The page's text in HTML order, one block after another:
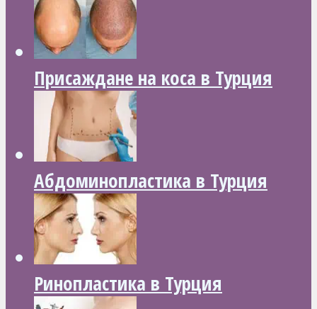
Присаждане на коса в Турция
Абдоминопластика в Турция
Ринопластика в Турция